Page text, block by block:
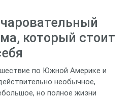
который стоит
по Южной Америке и
необычное,
но полное жизни